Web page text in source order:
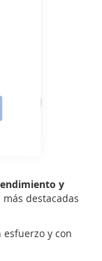
>
y
destacadas
y con